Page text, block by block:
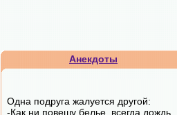
Анекдоты
Одна подруга жалуется другой:
-Как ни повешу белье, всегда дождь